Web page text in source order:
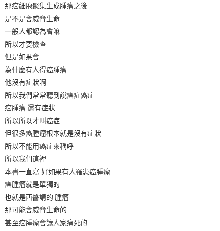
那癌細胞聚集生成腫瘤之後
是不是會威脅生命
一般人都認為會嘛
所以才要檢查
但是如果會
為什麼有人得癌腫瘤
他沒有症狀啊
所以我們常常聽到說癌症癌症
癌腫瘤 還有症狀
所以所以才叫癌症
但很多癌腫瘤根本就是沒有症狀
所以不能用癌症來稱呼
所以我們這裡
本書一直寫 好如果有人罹患癌腫瘤
癌腫瘤就是單獨的
也就是西醫講的 腫瘤
那可能會威脅生命的
甚至癌腫瘤會讓人家痛死的